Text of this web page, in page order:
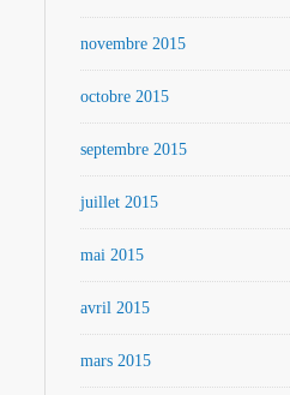
novembre 2015
octobre 2015
septembre 2015
juillet 2015
mai 2015
avril 2015
mars 2015